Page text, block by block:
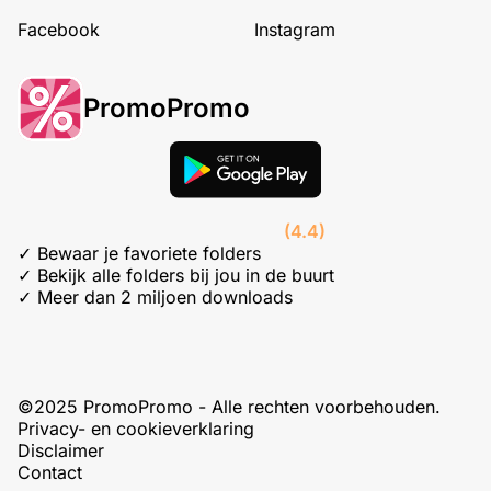
Facebook
Instagram
PromoPromo
(4.4)
✓ Bewaar je favoriete folders
✓ Bekijk alle folders bij jou in de buurt
✓ Meer dan 2 miljoen downloads
©2025 PromoPromo - Alle rechten voorbehouden.
Privacy- en cookieverklaring
Disclaimer
Contact